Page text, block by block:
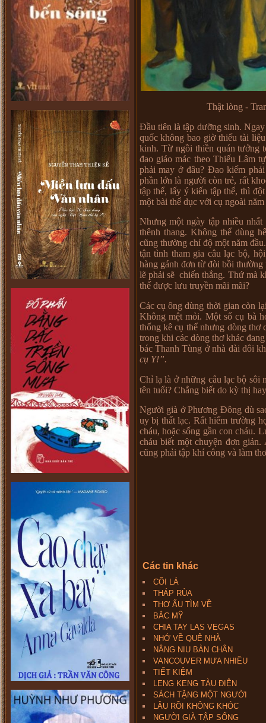
Thật lòng -
Đầu tiên là tập dưỡng sinh.
quốc không bao giờ thiếu tài
kinh. Từ ngồi thiền quán tưởng
đao giáo mác theo Thiếu Lâm
phải may ở đâu? Đao kiếm
phần lớn là người còn trẻ, rất
tập thể, lấy ý kiến tập thể, thì
một bài thể dục với cụ ngoài
Nhưng một ngày tập nhiều
thênh thang. Không thể dùng
cũng thường chỉ độ một năm
tận tình tham gia câu lạc bộ,
hàng gánh đơn từ đòi bồi
lẽ phải sẽ chiến thắng. Thứ mà
thế được lưu truyền mãi mãi?
Các cụ ông dùng thời gian còn
Không mệt mỏi. Một số cụ bà
thống kê cụ thể nhưng dòng thơ
trong khi các dòng thơ khác
bác Thanh Tùng ở nhà đài đôi
cụY!”.
Chỉ lạ là ở những câu lạc bộ sôi
tên tuổi? Chẳng biết do kỳ thị
Người già ở Phương Đông dù
uy bị thất lạc. Rất hiếm trường
cháu, hoặc sống gần con cháu.
cháu biết một chuyện đơn
cũng phải tập khí công và làm
Các tin khác
CÕI LÁ
THÁP RÙA
THƠ ẤU TÌM VỀ
BẮC MỸ
CHIA TAY LAS VEGAS
NHỚ VỀ QUÊ NHÀ
NÂNG NIU BÀN CHÂN
VANCOUVER MƯA NHIỀU
TIẾT KIỆM
LENG KENG TÀU ĐIỆN
SÁCH TẶNG MỘT NGƯỜI
LÂU RỒI KHÔNG KHÓC
NGƯỜI GIÀ TẬP SỐNG